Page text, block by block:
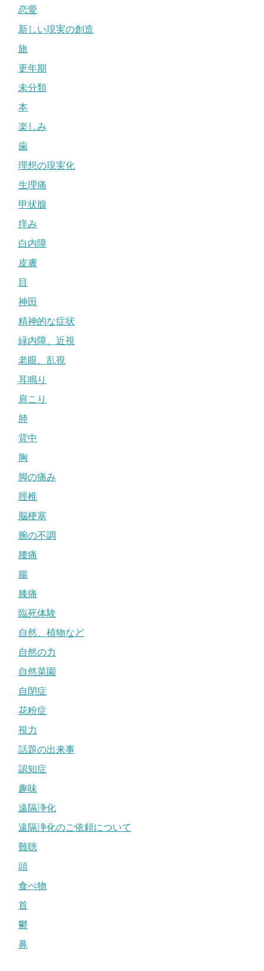
恋愛
新しい現実の創造
旅
更年期
未分類
本
楽しみ
歯
理想の現実化
生理痛
甲状腺
痒み
白内障
皮膚
目
神田
精神的な症状
緑内障、近視
老眼、乱視
耳鳴り
肩こり
肺
背中
胸
脚の痛み
脛椎
脳梗塞
腕の不調
腰痛
腸
膝痛
臨死体験
自然、植物など
自然の力
自然菜園
自閉症
花粉症
視力
話題の出来事
認知症
趣味
遠隔浄化
遠隔浄化のご依頼について
難聴
頭
食べ物
首
鬱
鼻